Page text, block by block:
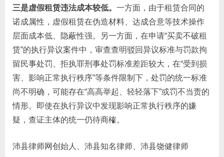
三是虚假租赁违法成本较低。 一方面，由于租赁合同的
诺成属性，虚假租赁在伪造材料、达成合意等技术操作
层面成本低、隐蔽性强。另一方面，在申请“买卖不破租
赁”的执行异议案件中，审查查明驳回异议标准与罚款拘
留民事处罚、拒执罪刑事处罚标准差距较大，在“受到损
害、影响正常执行秩序”等条件限制下，处罚的统一标准
尚不明确，可能存在“高高举起、轻轻落下”或罚不当责的
情形。即使在执行异议中发现影响正常执行秩序的嫌
疑，查证主体的统一仍待商榷。
沛县律师网创始人、沛县知名律师、沛县饶健律师